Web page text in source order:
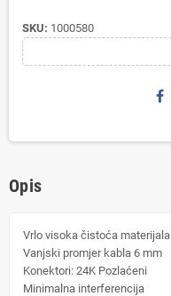
SKU: 1000580
Opis
Vrlo visoka čistoća materijala
Vanjski promjer kabla 6 mm
Konektori: 24K Pozlaćeni
Minimalna interferencija